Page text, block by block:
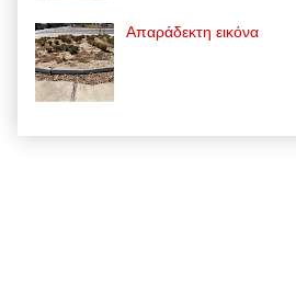
Απαράδεκτη εικόνα